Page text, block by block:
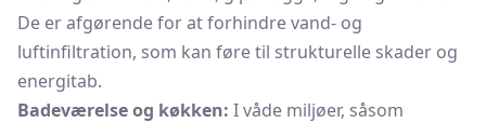
De er afgørende for at forhindre vand- og
luftinfiltration, som kan føre til strukturelle skader og
energitab.
Badeværelse og køkken: I våde miljøer, såsom